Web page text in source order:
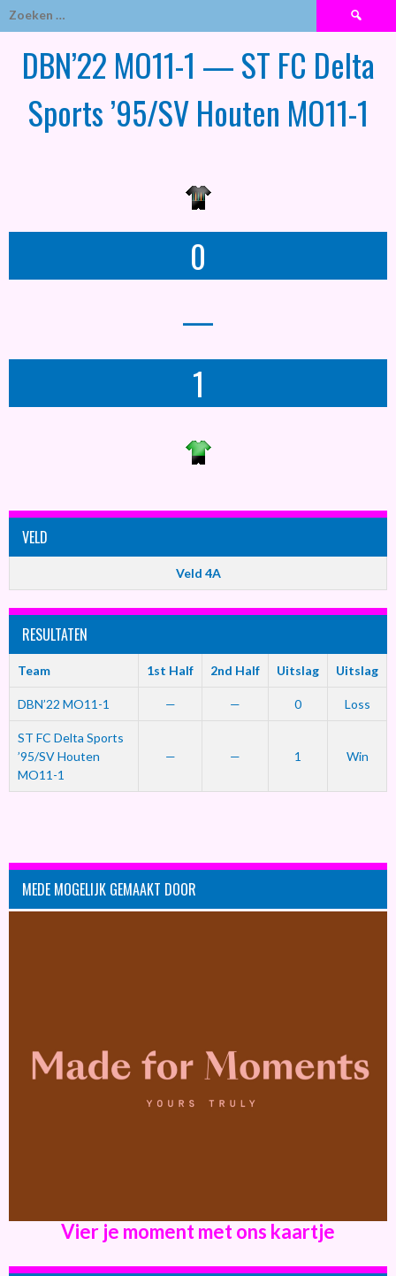
Zoeken
naar:
DBN’22 MO11-1 — ST FC Delta
Sports ’95/SV Houten MO11-1
0
—
1
VELD
Veld 4A
RESULTATEN
Team 1st Half 2nd Half Uitslag Uitslag
DBN’22 MO11-1 — — 0 Loss
ST FC Delta Sports
’95/SV Houten
MO11-1
— — 1 Win
MEDE MOGELIJK GEMAAKT DOOR
Vier je moment met ons kaartje